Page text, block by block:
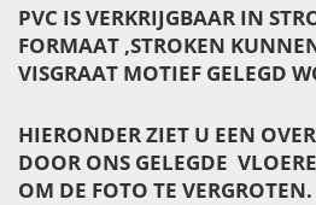
PVC IS VERKRIJGBAAR IN
FORMAAT ,STROKEN
VISGRAAT MOTIEF GELEGD
HIERONDER ZIET U EEN
DOOR ONS GELEGDE
OM DE FOTO TE VERGROTEN.